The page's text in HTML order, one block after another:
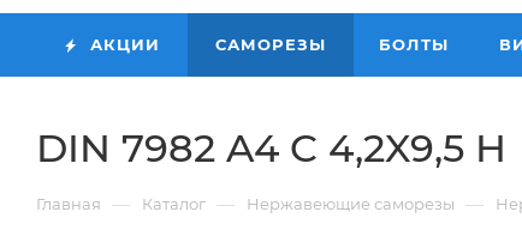
АКЦИИ САМОРЕЗЫ БОЛТЫ
DIN 7982 A4 C 4,2X9,5 H
Главная — Каталог — Нержавеющие саморезы —